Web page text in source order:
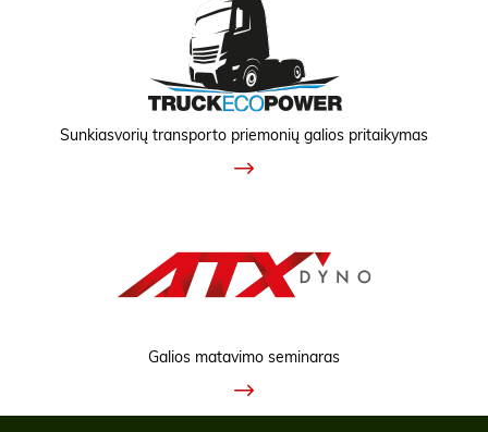
Sunkiasvorių transporto priemonių galios pritaikymas
Galios matavimo seminaras